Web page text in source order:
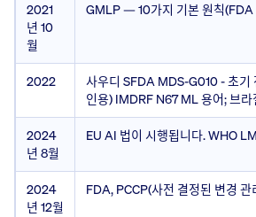
2021
년 10
월
GMLP — 10가지 기본 원칙
2022
사우디 SFDA MDS-G010 - 초기
인용) IMDRF N67 ML 용어; 브
2024
년 8월
EU AI 법이 시행됩니다. WHO
2024
년 12월
FDA, PCCP(사전 결정된 변경 관